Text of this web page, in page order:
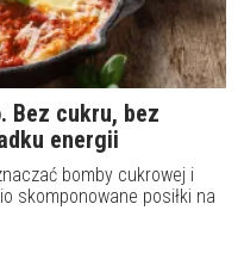
Bez cukru, bez
energii
bomby cukrowej i
skomponowane posiłki na